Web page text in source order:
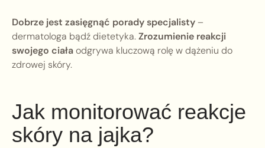
Dobrze jest zasięgnąć porady specjalisty–
dermatologa bądź dietetyka.Zrozumienie reakcji
swojego ciałaodgrywa kluczową rolę w dążeniu do
zdrowej skóry.
Jak monitorować reakcje
skóry na jajka?